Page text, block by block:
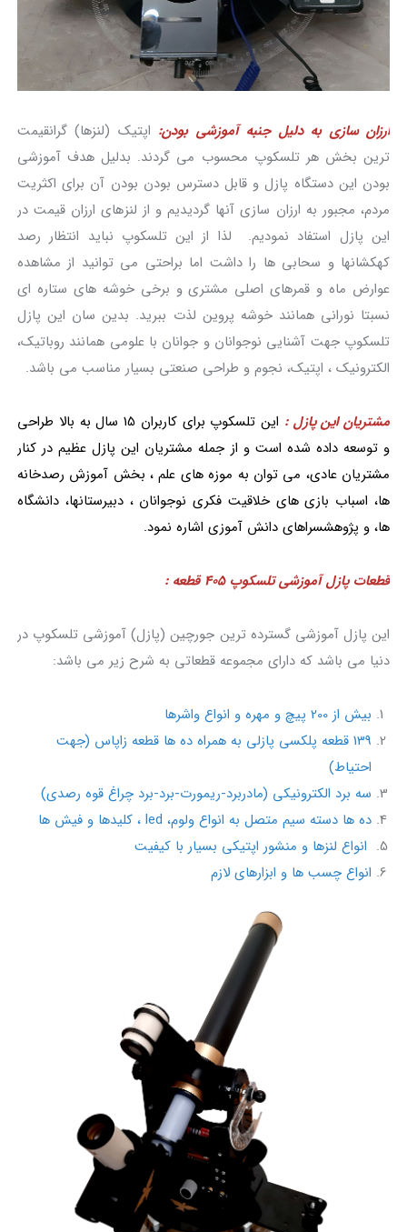
ارزان سازی به دلیل جنبه آموزشی بودن: اپتیک (لنزها) گرانقیمت
ترین بخش هر تلسکوپ محسوب می گردند. بدلیل هدف آموزشی
بودن این دستگاه پازل و قابل دسترس بودن بودن آن برای اکثریت
مردم، مجبور به ارزان سازی آنها گردیدیم و از لنزهای ارزان قیمت در
این پازل استفاد نمودیم. لذا از این تلسکوپ نباید انتظار رصد
کهکشانها و سحابی ها را داشت اما براحتی می توانید از مشاهده
عوارض ماه و قمرهای اصلی مشتری و برخی خوشه های ستاره ای
نسبتا نورانی همانند خوشه پروین لذت ببرید. بدین سان این پازل
تلسکوپ جهت آشنایی نوجوانان و جوانان با علومی همانند روباتیک،
الکترونیک ، اپتیک، نجوم و طراحی صنعتی بسیار مناسب می باشد.
مشتریان این پازل :
این تلسکوپ برای کاربران 15 سال به بالا طراحی
و توسعه داده شده است و از جمله مشتریان این پازل عظیم در کنار
مشتریان عادی، می توان به موزه های علم ، بخش آموزش رصدخانه
ها، اسباب بازی های خلاقیت فکری نوجوانان ، دبیرستانها، دانشگاه
ها، و پژوهشسراهای دانش آموزی اشاره نمود.
قطعات پازل آموزشی تلسکوپ 405 قطعه :
این پازل آموزشی گسترده ترین جورچین (پازل) آموزشی تلسکوپ در
دنیا می باشد که دارای مجموعه قطعاتی به شرح زیر می باشد:
بیش از 200 پیچ و مهره و انواع واشرها
139 قطعه پلکسی پازلی به همراه ده ها قطعه زاپاس (جهت
احتیاط)
سه برد الکترونیکی (مادربرد-ریمورت-برد-برد چراغ قوه رصدی)
ده ها دسته سیم متصل به انواع ولوم، led ، کلیدها و فیش ها
انواع لنزها و منشور اپتیکی بسیار با کیفیت
انواع چسب ها و ابزارهای لازم